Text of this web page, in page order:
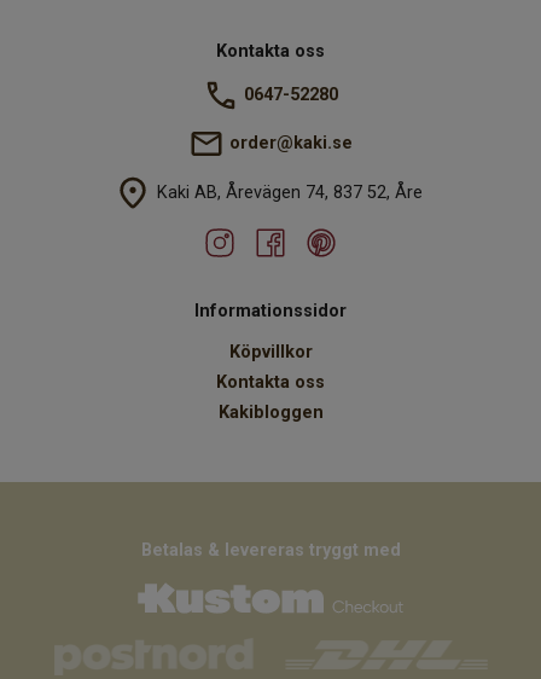
Kontakta oss
0647-52280
order@kaki.se
Kaki AB, Årevägen 74, 837 52, Åre
Informationssidor
Köpvillkor
Kontakta oss
Kakibloggen
Betalas & levereras tryggt med